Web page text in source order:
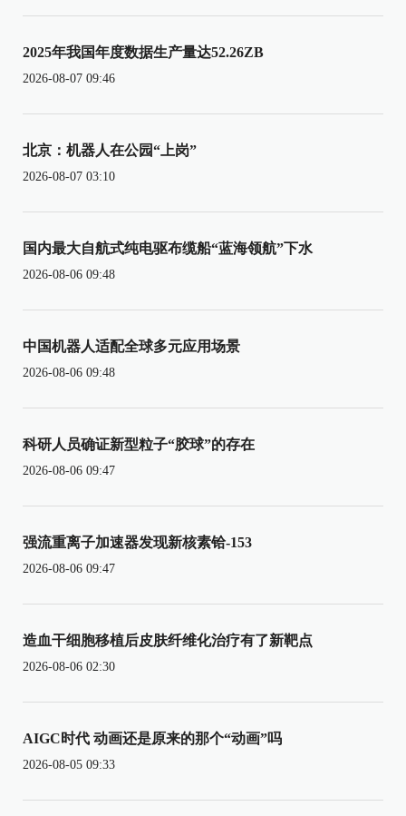
2025年我国年度数据生产量达52.26ZB
2026-08-07 09:46
北京：机器人在公园“上岗”
2026-08-07 03:10
国内最大自航式纯电驱布缆船“蓝海领航”下水
2026-08-06 09:48
中国机器人适配全球多元应用场景
2026-08-06 09:48
科研人员确证新型粒子“胶球”的存在
2026-08-06 09:47
强流重离子加速器发现新核素铪-153
2026-08-06 09:47
造血干细胞移植后皮肤纤维化治疗有了新靶点
2026-08-06 02:30
AIGC时代 动画还是原来的那个“动画”吗
2026-08-05 09:33